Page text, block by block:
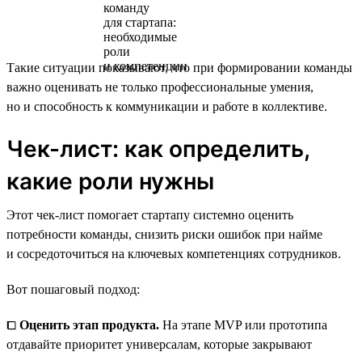
Такие ситуации показывают, что при формировании команды
важно оценивать не только профессиональные умения,
но и способность к коммуникации и работе в коллективе.
Чек-лист: как определить,
какие роли нужны
Этот чек-лист помогает стартапу системно оценить
потребности команды, снизить риски ошибок при найме
и сосредоточиться на ключевых компетенциях сотрудников.
Вот пошаговый подход:
⧠ Оценить этап продукта. На этапе MVP или прототипа
отдавайте приоритет универсалам, которые закрывают